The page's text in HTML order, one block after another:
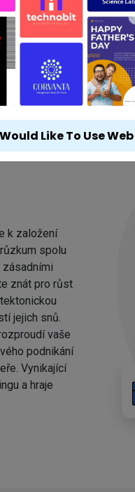
k založení
spolu
zásadními
znát pro růst
jejich snů.
vaše
podnikání
Vynikající
a hraje
Like To Use